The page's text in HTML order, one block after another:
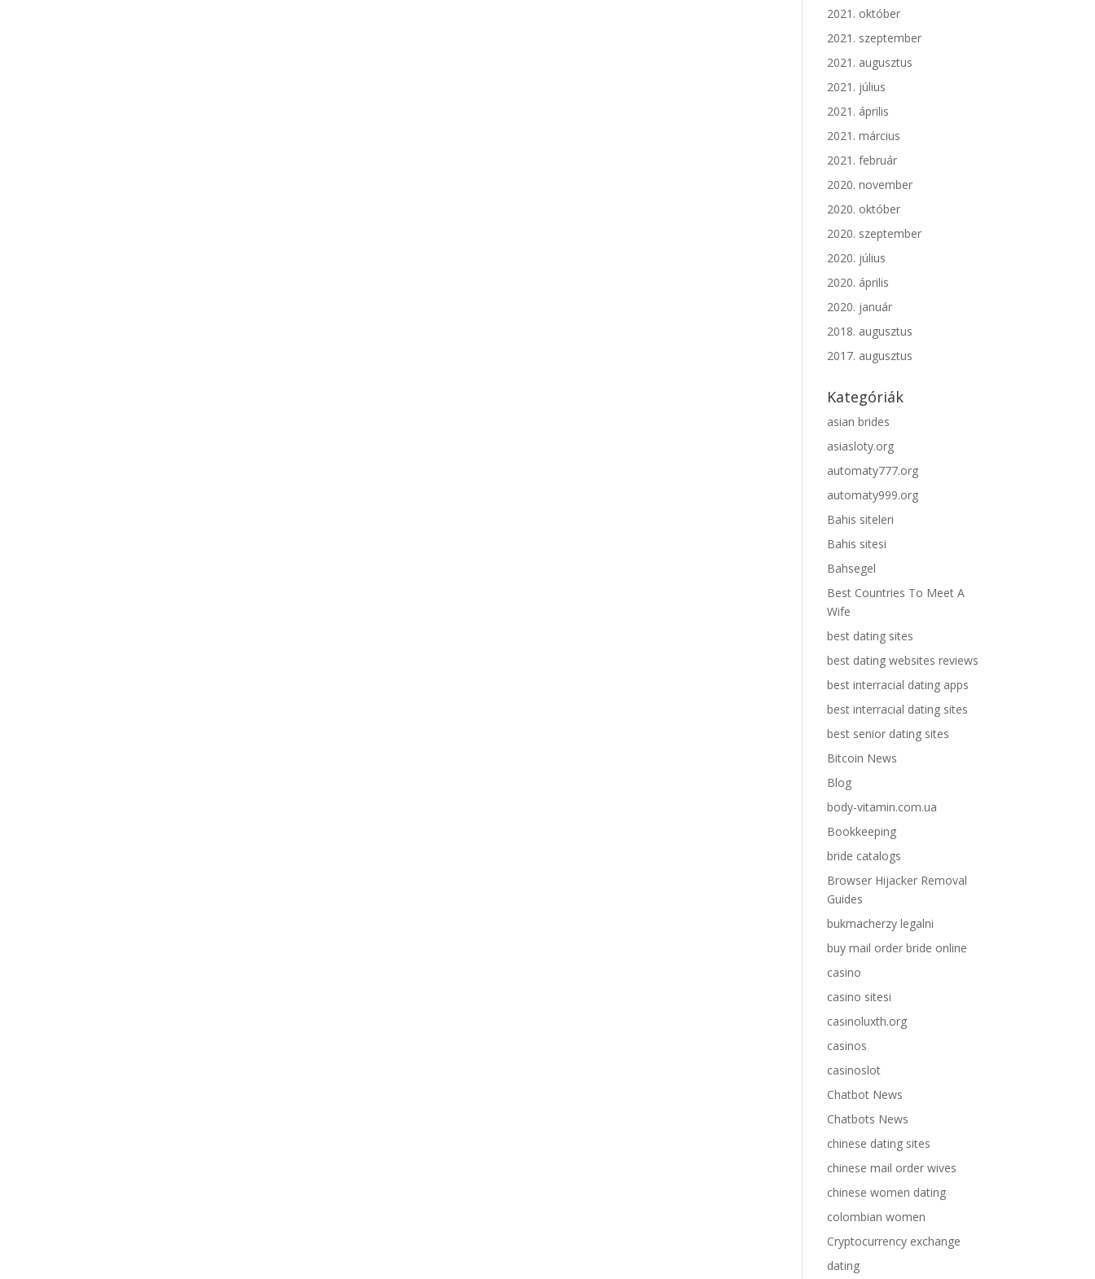
2021. október
2021. szeptember
2021. augusztus
2021. július
2021. április
2021. március
2021. február
2020. november
2020. október
2020. szeptember
2020. július
2020. április
2020. január
2018. augusztus
2017. augusztus
Kategóriák
asian brides
asiasloty.org
automaty777.org
automaty999.org
Bahis siteleri
Bahis sitesi
Bahsegel
Best Countries To Meet A
Wife
best dating sites
best dating websites reviews
best interracial dating apps
best interracial dating sites
best senior dating sites
Bitcoin News
Blog
body-vitamin.com.ua
Bookkeeping
bride catalogs
Browser Hijacker Removal
Guides
bukmacherzy legalni
buy mail order bride online
casino
casino sitesi
casinoluxth.org
casinos
casinoslot
Chatbot News
Chatbots News
chinese dating sites
chinese mail order wives
chinese women dating
colombian women
Cryptocurrency exchange
dating